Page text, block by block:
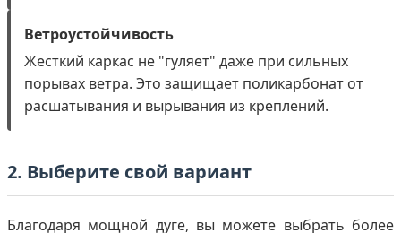
Ветроустойчивость
Жесткий каркас не "гуляет" даже при сильных
порывах ветра. Это защищает поликарбонат от
расшатывания и вырывания из креплений.
2. Выберите свой вариант
Благодаря мощной дуге, вы можете выбрать более